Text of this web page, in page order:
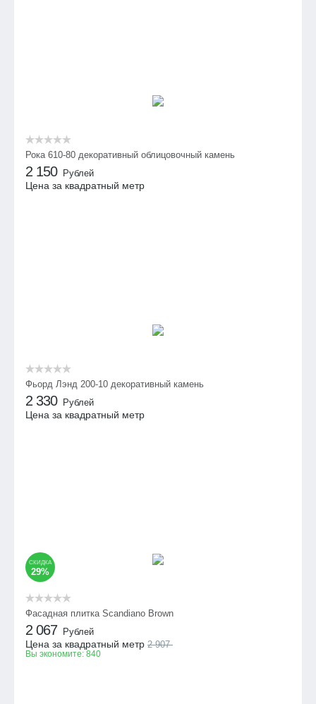
Рока 610-80 декоративный облицовочный камень
2 150 Рублей
Цена за квадратный метр
Фьорд Лэнд 200-10 декоративный камень
2 330 Рублей
Цена за квадратный метр
СКИДКА
29%
Фасадная плитка Scandiano Brown
2 067 Рублей
Цена за квадратный метр 2 907
Вы экономите: 840